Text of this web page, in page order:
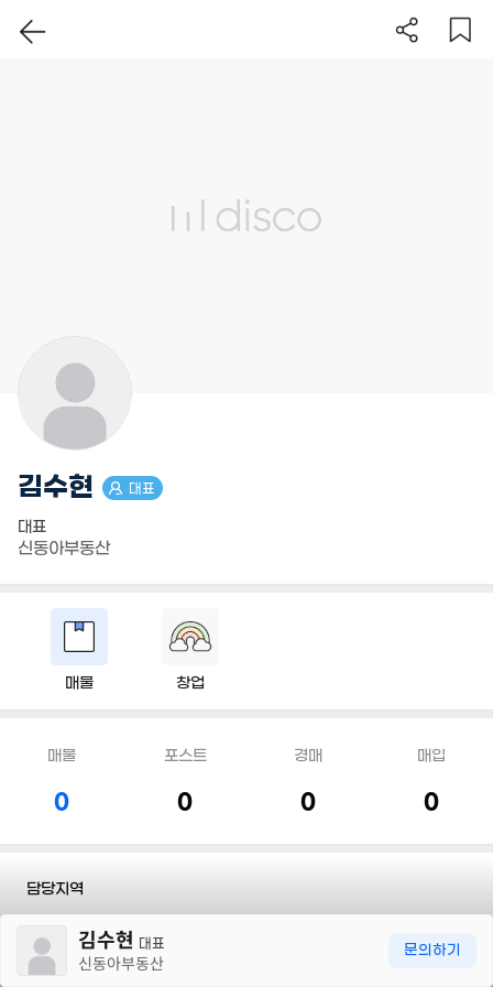
김수현 대표
대표
신동아부동산
매물 창업
매물
0
포스트
0
경매
0
매입
0
담당지역
전화 김수현 대표
신동아부동산
문의하기